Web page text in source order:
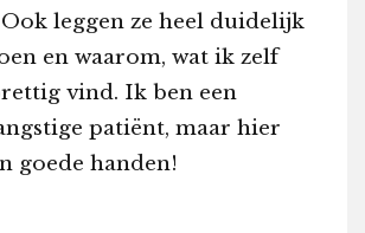
leggen ze heel duidelijk
en waarom, wat ik zelf
vind. Ik ben een
patiënt, maar hier
goede handen!